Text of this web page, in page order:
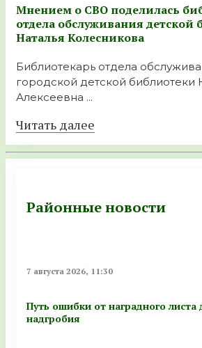
Мнением о СВО поделилась
отдела обслуживания детской
Наталья Колесникова
Библиотекарь отдела
городской детской библиотеки
Алексеевна ...
Читать далее
Районные новости
7 августа 2026, 11:30
Путь ошибки от наградного листа
надгробия